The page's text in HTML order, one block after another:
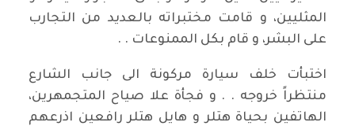
المثليين، و قامت مختبراته بالعديد من التجارب
على البشر، و قام بكل الممنوعات . .
اختبأت خلف سيارة مركونة الى جانب الشارع
منتظراً خروجه . . و فجأة علا صياح المتجمهرين،
الهاتفين بحياة هتلر و هايل هتلر رافعين اذرعهم